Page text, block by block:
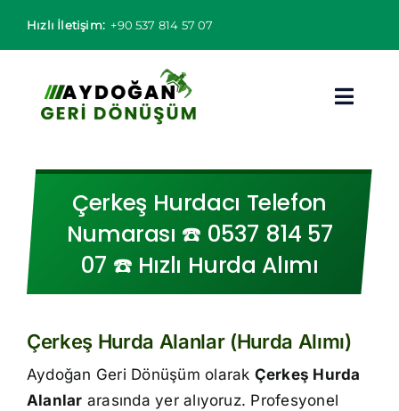
Hızlı İletişim: +90 537 814 57 07
Hurda Fiyatları
Hizmet Bölgeleri
Hakkımızda
Çerkeş Hurdacı Telefon
Numarası ☎️ 0537 814 57
07 ☎️ Hızlı Hurda Alımı
Çerkeş Hurda Alanlar (Hurda Alımı)
Aydoğan Geri Dönüşüm olarak Çerkeş Hurda
Alanlar arasında yer alıyoruz. Profesyonel